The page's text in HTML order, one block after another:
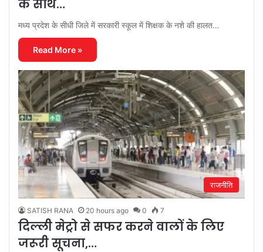
के साथ…
मध्य प्रदेश के सीधी जिले में सरकारी स्कूल में शिक्षक के नशे की हालत…
Read More »
राजनीति
SATISH RANA 20 hours ago 0 7
दिल्ली मेट्रो से सफर करने वालों के लिए
जरूरी सूचना,…